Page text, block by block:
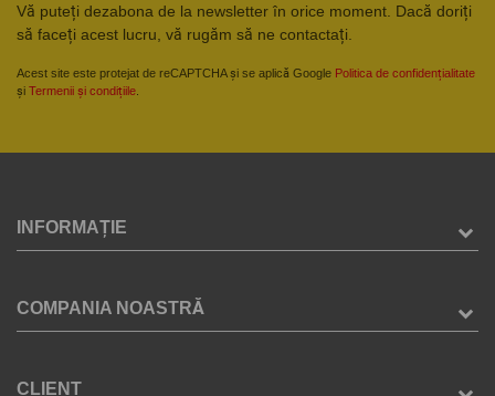
Vă puteți dezabona de la newsletter în orice moment. Dacă doriți
să faceți acest lucru, vă rugăm să ne contactați.
Acest site este protejat de reCAPTCHA și se aplică Google Politica de confidențialitate
și Termenii și condițiile
INFORMAȚIE
COMPANIA NOASTRĂ
CLIENT